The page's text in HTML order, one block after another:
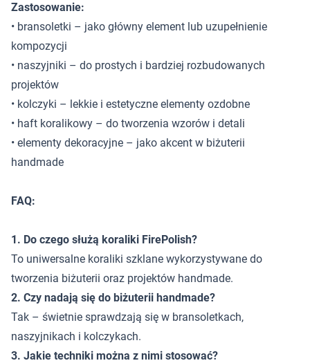
Zastosowanie:
• bransoletki – jako główny element lub uzupełnienie
kompozycji
• naszyjniki – do prostych i bardziej rozbudowanych
projektów
• kolczyki – lekkie i estetyczne elementy ozdobne
• haft koralikowy – do tworzenia wzorów i detali
• elementy dekoracyjne – jako akcent w biżuterii
handmade
FAQ:
1. Do czego służą koraliki FirePolish?
To uniwersalne koraliki szklane wykorzystywane do
tworzenia biżuterii oraz projektów handmade.
2. Czy nadają się do biżuterii handmade?
Tak – świetnie sprawdzają się w bransoletkach,
naszyjnikach i kolczykach.
3. Jakie techniki można z nimi stosować?